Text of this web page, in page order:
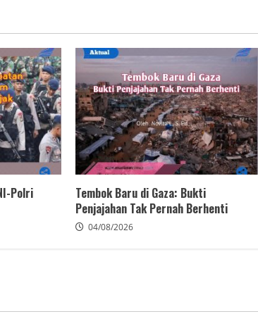
Polri
Tembok Baru di Gaza: Bukti
Penjajahan Tak Pernah Berhenti
04/08/2026